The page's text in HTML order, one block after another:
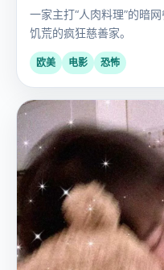
一家主打“人肉料理”的暗
饥荒的疯狂慈善家。
欧美 电影
恐怖
2017
国